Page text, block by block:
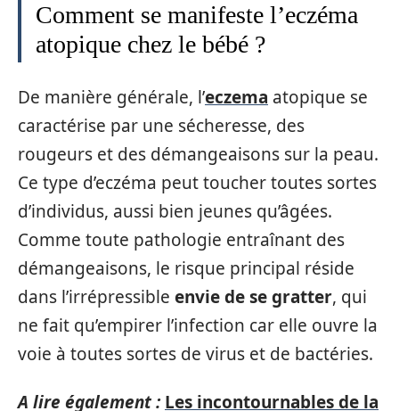
Comment se manifeste l’eczéma
atopique chez le bébé ?
De manière générale, l’eczema atopique se
caractérise par une sécheresse, des
rougeurs et des démangeaisons sur la peau.
Ce type d’eczéma peut toucher toutes sortes
d’individus, aussi bien jeunes qu’âgées.
Comme toute pathologie entraînant des
démangeaisons, le risque principal réside
dans l’irrépressible envie de se gratter, qui
ne fait qu’empirer l’infection car elle ouvre la
voie à toutes sortes de virus et de bactéries.
A lire également : Les incontournables de la